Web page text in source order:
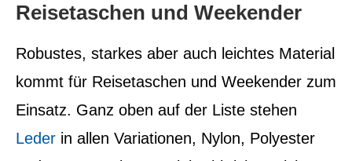
Reisetaschen und Weekender
Robustes, starkes aber auch leichtes Material
kommt für Reisetaschen und Weekender zum
Einsatz. Ganz oben auf der Liste stehen
Leder in allen Variationen, Nylon, Polyester